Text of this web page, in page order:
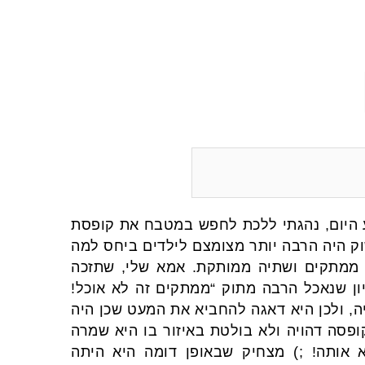
נהגתי ללכת לחפש במטבח את קופסת
הרבה יותר מצומצם לילדים ביחס למה
ממתקים ושתיה ממותקת. אמא שלי, שתזכה
שנאכל הרבה מתוק “ממתקים זה לא אוכל!
ולכן היא דאגה להחביא את המעט שכן היה
דהויה ולא בולטת באיזור בו היא שמרה
אותה! ;) מצחיק שבאופן דומה היא היתה